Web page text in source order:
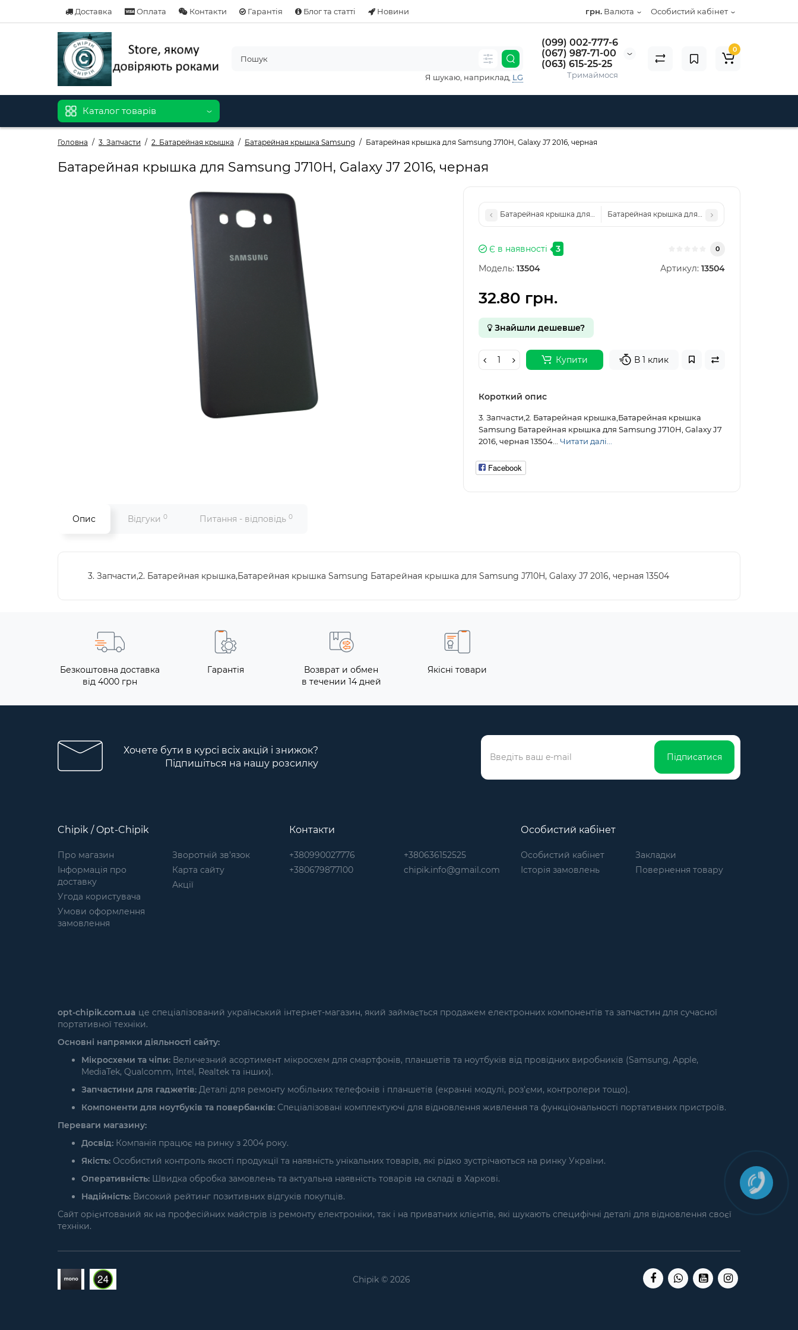
Доставка Оплата Контакти Гарантія Блог та статті Новини Особистий кабінет
грн. Валюта
(099) 002-777-6
(067) 987-71-00
(063) 615-25-25
Тримаймося
Я шукаю, наприклад, LG
0
Каталог товарів
Головна 3. Запчасти 2. Батарейная крышка Батарейная крышка Samsung Батарейная крышка для Samsung J710H, Galaxy J7 2016, черная
Батарейная крышка для Samsung J710H, Galaxy J7 2016, черная
Батарейная крышка для Samsung J710H, Galaxy J7 2016, золотая
Батарейная крышка для Samsung N9000 Galaxy
Є в наявності 3 0
Модель: 13504 Артикул: 13504
32.80 грн.
Знайшли дешевше?
Купити В 1 клик
Короткий опис
3. Запчасти,2. Батарейная крышка,Батарейная крышка
Samsung Батарейная крышка для Samsung J710H, Galaxy J7
2016, черная 13504... Читати далі...
Facebook
Опис Відгуки 0 Питання - відповідь 0
3. Запчасти,2. Батарейная крышка,Батарейная крышка Samsung Батарейная крышка для Samsung J710H, Galaxy J7 2016, черная 13504
Безкоштовна доставка
від 4000 грн
Гарантія
Возврат и обмен
в течении 14 дней
Якісні товари
Хочете бути в курсі всіх акцій і знижок?
Підпишіться на нашу розсилку
Підписатися
Chipik / Opt-Chipik
Про магазин
Інформація про
доставку
Угода користувача
Умови оформлення
замовлення
Зворотній зв’язок
Карта сайту
Акції
Контакти
+380990027776
+380679877100
+380636152525
chipik.info@gmail.com
Особистий кабінет
Особистий кабінет
Історія замовлень
Закладки
Повернення товару
opt-chipik.com.ua це спеціалізований український інтернет-магазин, який займається продажем електронних компонентів та запчастин для сучасної
портативної техніки.
Основні напрямки діяльності сайту:
Мікросхеми та чіпи: Величезний асортимент мікросхем для смартфонів, планшетів та ноутбуків від провідних виробників (Samsung, Apple,
MediaTek, Qualcomm, Intel, Realtek та інших).
Запчастини для гаджетів: Деталі для ремонту мобільних телефонів і планшетів (екранні модулі, роз'єми, контролери тощо).
Компоненти для ноутбуків та повербанків: Спеціалізовані комплектуючі для відновлення живлення та функціональності портативних пристроїв.
Переваги магазину:
Досвід: Компанія працює на ринку з 2004 року.
Якість: Особистий контроль якості продукції та наявність унікальних товарів, які рідко зустрічаються на ринку України.
Оперативність: Швидка обробка замовлень та актуальна наявність товарів на складі в Харкові.
Надійність: Високий рейтинг позитивних відгуків покупців.
Сайт орієнтований як на професійних майстрів із ремонту електроніки, так і на приватних клієнтів, які шукають специфічні деталі для відновлення своєї
техніки.
Chipik © 2026